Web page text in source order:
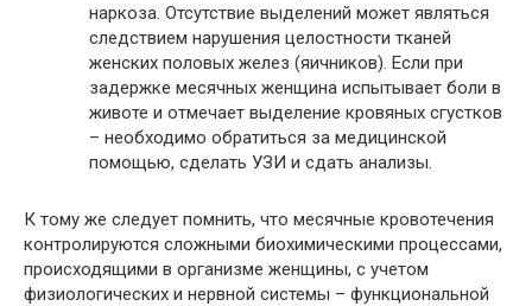
наркоза. Отсутствие выделений может являться
следствием нарушения целостности тканей
женских половых желез (яичников). Если при
задержке месячных женщина испытывает боли в
животе и отмечает выделение кровяных сгустков
– необходимо обратиться за медицинской
помощью, сделать УЗИ и сдать анализы.
К тому же следует помнить, что месячные кровотечения
контролируются сложными биохимическими процессами,
происходящими в организме женщины, с учетом
физиологических и нервной системы – функциональной